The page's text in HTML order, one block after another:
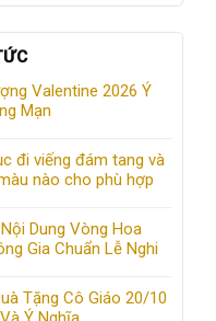
Valentine 2026 Ý
Mạn
đi viếng đám tang và
nào cho phù hợp
Dung Vòng Hoa
Gia Chuẩn Lễ Nghi
Tặng Cô Giáo 20/10